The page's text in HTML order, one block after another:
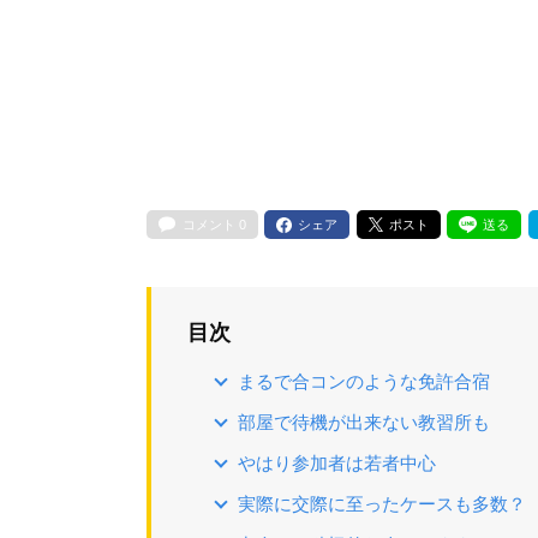
コメント 0 シェア ポスト 送る
目次
まるで合コンのような免許合宿
部屋で待機が出来ない教習所も
やはり参加者は若者中心
実際に交際に至ったケースも多数？